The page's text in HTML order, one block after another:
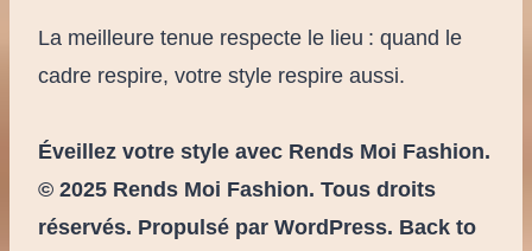
La meilleure tenue respecte le lieu : quand le
cadre respire, votre style respire aussi.
Éveillez votre style avec Rends Moi Fashion.
© 2025 Rends Moi Fashion. Tous droits
réservés. Propulsé par WordPress. Back to